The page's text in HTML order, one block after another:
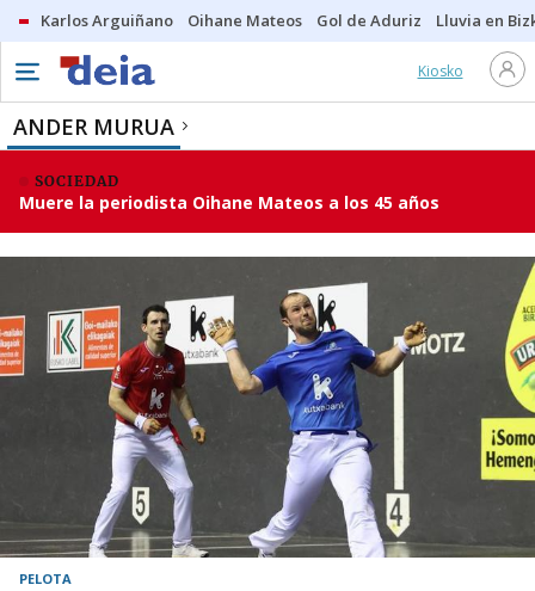
Karlos Arguiñano Oihane Mateos Gol de Aduriz Lluvia en
Kiosko
ANDER MURUA
SOCIEDAD
Muere la periodista Oihane Mateos a los 45 años
PELOTA